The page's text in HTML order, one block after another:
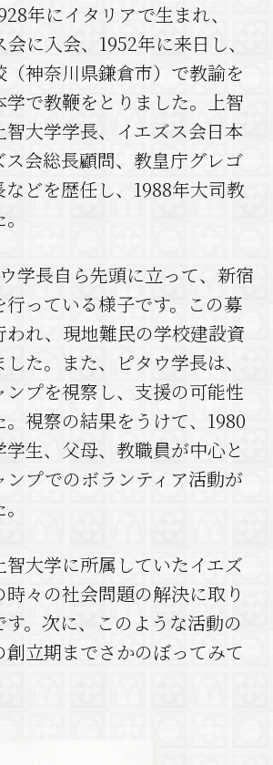
年にイタリアで生まれ、
に入会、1952年に来日し、
神奈川県鎌倉市）で教諭を
学で教鞭をとりました。上智
大学学長、イエズス会日本
会総長顧問、教皇庁グレゴ
などを歴任し、1988年大司教
学長自ら先頭に立って、新宿
っている様子です。この募
れ、現地難民の学校建設資
た。また、ピタウ学長は、
ンプを視察し、支援の可能性
。視察の結果をうけて、1980
生、父母、教職員が中心と
ンプでのボランティア活動が
智大学に所属していたイエズ
々の社会問題の解決に取り
。次に、このような活動の
立期までさかのぼってみて